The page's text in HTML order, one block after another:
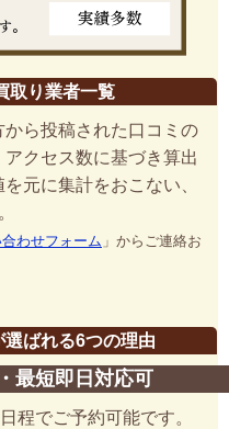
取り業者一覧
ら投稿された口コミの
クセス数に基づき算出
元に集計をおこない、
わせフォーム 」からご連絡お
ばれる6つの理由
最短即日対応可
程でご予約可能です。